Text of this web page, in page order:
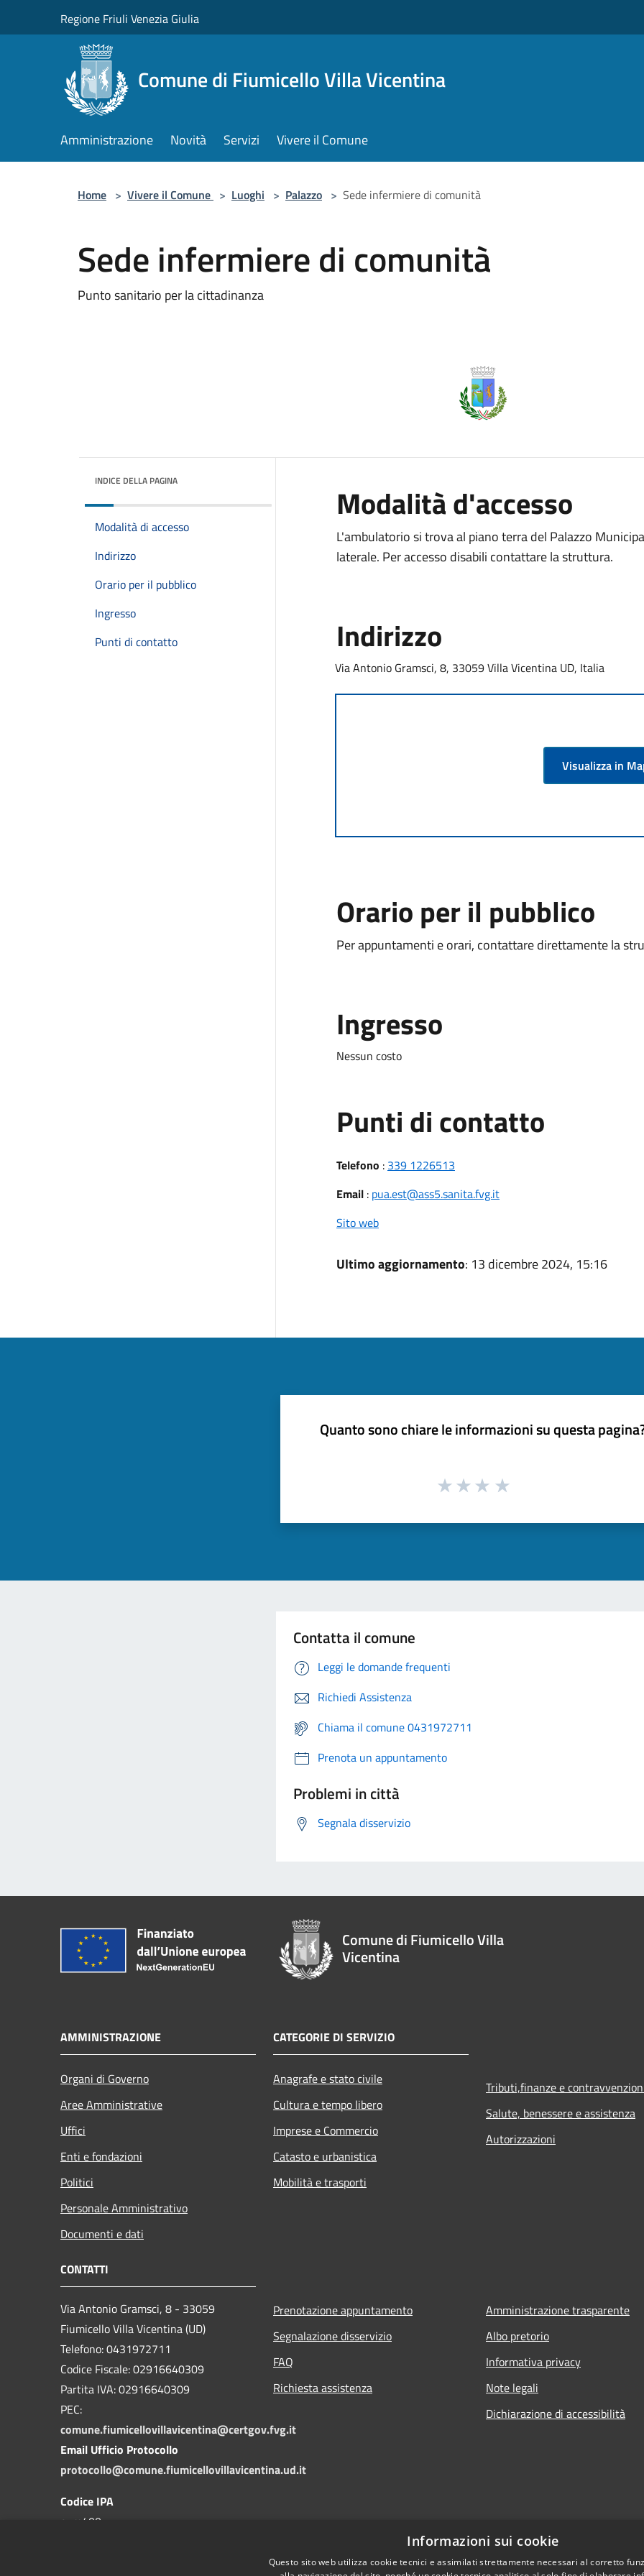
Regione Friuli Venezia Giulia
Comune di Fiumicello Villa Vicentina
Amministrazione Novità Servizi Vivere il Comune
Home > Vivere il Comune > Luoghi > Palazzo > Sede infermiere di comunità
Sede infermiere di comunità
Punto sanitario per la cittadinanza
INDICE DELLA PAGINA
Modalità di accesso
Indirizzo
Orario per il pubblico
Ingresso
Punti di contatto
Modalità d'accesso
L'ambulatorio si trova al piano terra del Palazzo
laterale. Per accesso disabili contattare la struttura.
Indirizzo
Via Antonio Gramsci, 8, 33059 Villa Vicentina UD, Italia
Visualizza in
Orario per il pubblico
Per appuntamenti e orari, contattare direttamente la
Ingresso
Nessun costo
Punti di contatto
Telefono : 339 1226513
Email: pua.est@ass5.sanita.fvg.it
Sito web
Ultimo aggiornamento: 13 dicembre 2024, 15:16
Quanto sono chiare le informazioni su questa
Contatta il comune
Leggi le domande frequenti
Richiedi Assistenza
Chiama il comune 0431972711
Prenota un appuntamento
Problemi in città
Segnala disservizio
Comune di Fiumicello Villa
Vicentina
AMMINISTRAZIONE
Organi di Governo
Aree Amministrative
Uffici
Enti e fondazioni
Politici
Personale Amministrativo
Documenti e dati
CATEGORIE DI SERVIZIO
Anagrafe e stato civile
Cultura e tempo libero
Imprese e Commercio
Catasto e urbanistica
Mobilità e trasporti
Tributi,finanze e
Salute, benessere e assistenza
Autorizzazioni
CONTATTI
Via Antonio Gramsci, 8 - 33059
Fiumicello Villa Vicentina (UD)
Telefono: 0431972711
Codice Fiscale: 02916640309
Partita IVA: 02916640309
PEC:
comune.fiumicellovillavicentina@certgov.fvg.it
Email Ufficio Protocollo
protocollo@comune.fiumicellovillavicentina.ud.it
Codice IPA
c_m400
Prenotazione appuntamento
Segnalazione disservizio
FAQ
Richiesta assistenza
Amministrazione trasparente
Albo pretorio
Informativa privacy
Note legali
Dichiarazione di accessibilità
Informazioni sui cookie
Questo sito web utilizza cookie tecnici e assimilati strettamente necessari al corretto